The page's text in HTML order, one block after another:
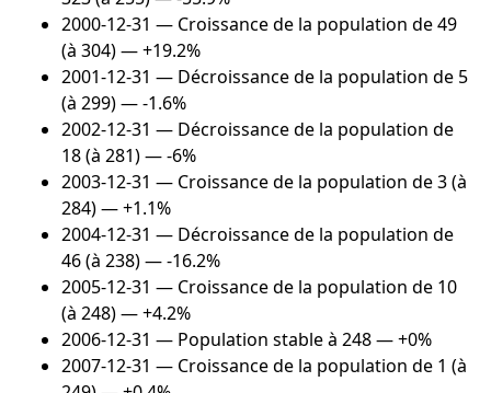
2000-12-31 — Croissance de la population de 49
(à 304) — +19.2%
2001-12-31 — Décroissance de la population de 5
(à 299) — -1.6%
2002-12-31 — Décroissance de la population de
18 (à 281) — -6%
2003-12-31 — Croissance de la population de 3 (à
284) — +1.1%
2004-12-31 — Décroissance de la population de
46 (à 238) — -16.2%
2005-12-31 — Croissance de la population de 10
(à 248) — +4.2%
2006-12-31 — Population stable à 248 — +0%
2007-12-31 — Croissance de la population de 1 (à